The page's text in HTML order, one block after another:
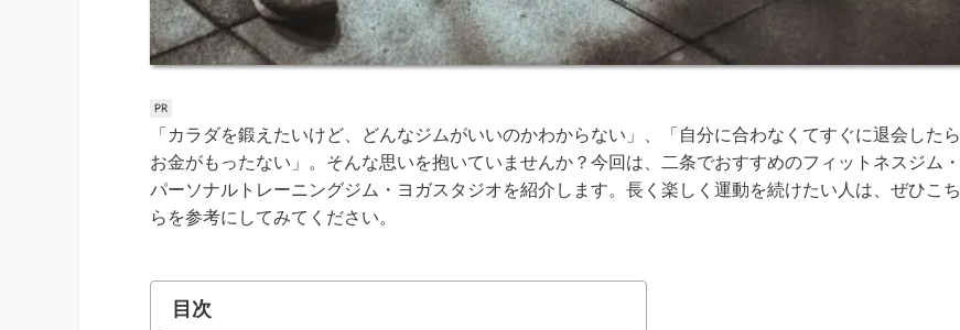
「カラダを鍛えたいけど、どんなジムがいいのかわからない」、「自分に合わなくてすぐに退会したら
お金がもったない」。そんな思いを抱いていませんか？今回は、二条でおすすめのフィットネスジム・
パーソナルトレーニングジム・ヨガスタジオを紹介します。長く楽しく運動を続けたい人は、ぜひこち
らを参考にしてみてください。
目次